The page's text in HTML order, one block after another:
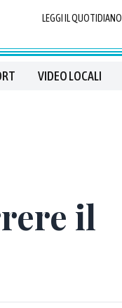
LEGGI IL QUOTIDIANO
VIDEO LOCALI
il